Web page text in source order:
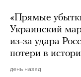
«Прямые
Украинский
из-за удара
потери в
день назад